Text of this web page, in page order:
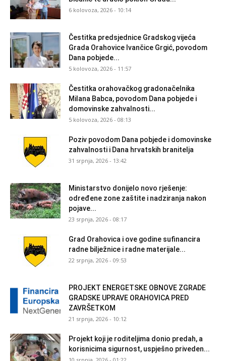
6 kolovoza, 2026 - 10:14
Čestitka predsjednice Gradskog vijeća
Grada Orahovice Ivančice Grgić, povodom
Dana pobjede...
5 kolovoza, 2026 - 11:57
Čestitka orahovačkog gradonačelnika
Milana Babca, povodom Dana pobjede i
domovinske zahvalnosti...
5 kolovoza, 2026 - 08:13
Poziv povodom Dana pobjede i domovinske
zahvalnosti i Dana hrvatskih branitelja
31 srpnja, 2026 - 13:42
Ministarstvo donijelo novo rješenje:
određene zone zaštite i nadziranja nakon
pojave...
23 srpnja, 2026 - 08:17
Grad Orahovica i ove godine sufinancira
radne bilježnice i radne materijale...
22 srpnja, 2026 - 09:53
PROJEKT ENERGETSKE OBNOVE ZGRADE
GRADSKE UPRAVE ORAHOVICA PRED
ZAVRŠETKOM
21 srpnja, 2026 - 10:12
Projekt koji je roditeljima donio predah, a
korisnicima sigurnost, uspješno priveden...